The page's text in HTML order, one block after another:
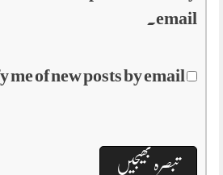
email.
me of new posts by email.